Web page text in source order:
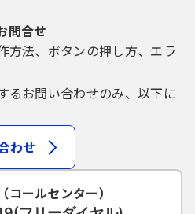
問合せ
方法、ボタンの押し方、エラ
るお問い合わせのみ、以下に
わせ
コールセンター）